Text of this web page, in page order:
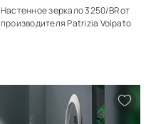
Настенное зеркало 3250/BR от
производителя Patrizia Volpato